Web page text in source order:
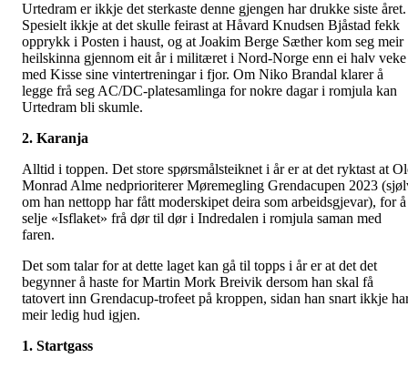
Urtedram er ikkje det sterkaste denne gjengen har drukke siste året.
Spesielt ikkje at det skulle feirast at Håvard Knudsen Bjåstad fekk
opprykk i Posten i haust, og at Joakim Berge Sæther kom seg meir
heilskinna gjennom eit år i militæret i Nord-Norge enn ei halv veke
med Kisse sine vintertreningar i fjor. Om Niko Brandal klarer å
legge frå seg AC/DC-platesamlinga for nokre dagar i romjula kan
Urtedram bli skumle.
2. Karanja
Alltid i toppen. Det store spørsmålsteiknet i år er at det ryktast at
Monrad Alme nedprioriterer Møremegling Grendacupen 2023
om han nettopp har fått moderskipet deira som arbeidsgjevar), for å
selje «Isflaket» frå dør til dør i Indredalen i romjula saman med
faren.
Det som talar for at dette laget kan gå til topps i år er at det det
begynner å haste for Martin Mork Breivik dersom han skal få
tatovert inn Grendacup-trofeet på kroppen, sidan han snart ikkje
meir ledig hud igjen.
1. Startgass